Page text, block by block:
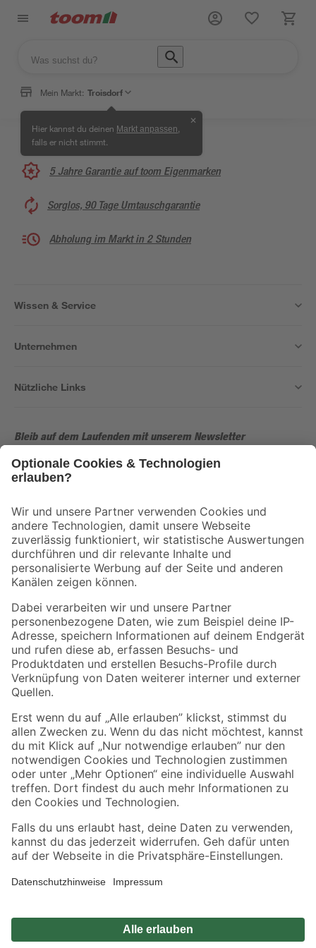
Mein Markt: Troisdorf
Hier kannst du deinen Markt anpassen
falls er nicht stimmt.
✕
5 Jahre Garantie auf toom Eigenmarken
Sorglos, 90 Tage Umtauschgarantie
Abholung im Markt in 2 Stunden
Wissen & Service
Unternehmen
Nützliche Links
Bleib auf dem Laufenden mit unserem Newsletter
Der toom Newsletter: Keine Angebote und Aktionen mehr verpassen!
Folge uns
Zahlungsarten Versandarten
Sicher einkaufen
Jetzt die toom-App herunterladen
Alle Preisangaben in EUR inkl. gesetzl. MwSt.. Die dargestellten Angebote sind unter
Umständen nicht in allen Märkten verfügbar. Die angegebenen Verfügbarkeiten beziehen
sich auf den unter "Mein Markt" ausgewählten toom Baumarkt. Alle Angebote und
*Paketversand ab 59 € versandkostenfrei, gilt nicht für Artikel mit Speditionsversand, hier
fallen zusätzliche Versandkosten an.
Privatsphäre Impressum